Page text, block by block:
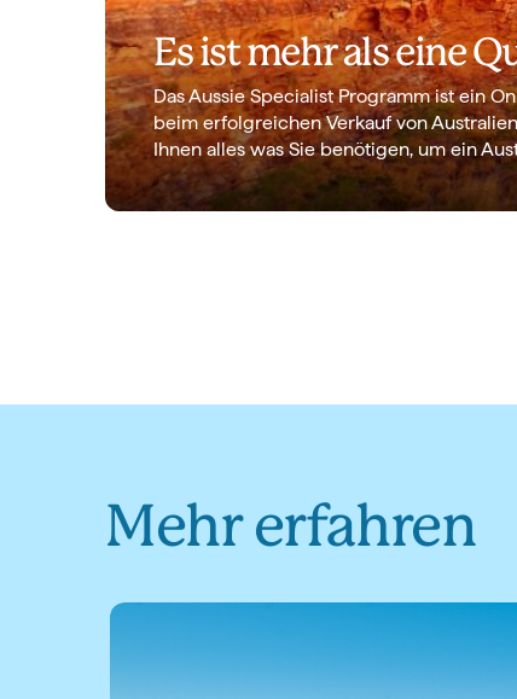
Es ist mehr als eine
Das Aussie Specialist Programm ist ein
beim erfolgreichen Verkauf von
Ihnen alles was Sie benötigen, um ein
Mehr erfahren